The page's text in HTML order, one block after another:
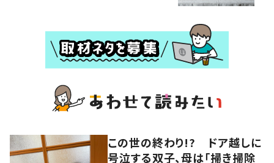
この世の終わり!? ドア越しに
号泣する双子、母は「掃き掃除